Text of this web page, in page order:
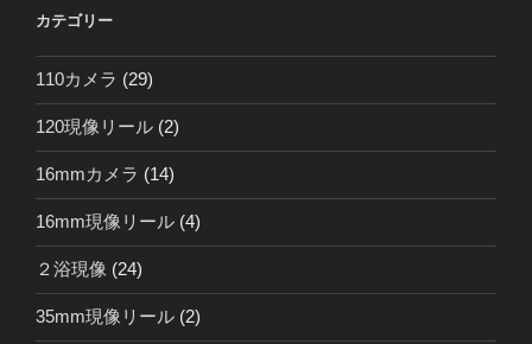
カテゴリー
110カメラ (29)
120現像リール (2)
16mmカメラ (14)
16mm現像リール (4)
２浴現像 (24)
35mm現像リール (2)